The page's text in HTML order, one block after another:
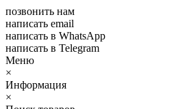
позвонить нам
написать email
написать в WhatsApp
написать в Telegram
Меню
×
Информация
×